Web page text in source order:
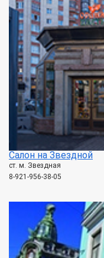
Салон на Звездной
ст. м. Звездная
8-921-956-38-05